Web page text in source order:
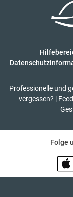
Professionelle und
vergessen? |
Folge